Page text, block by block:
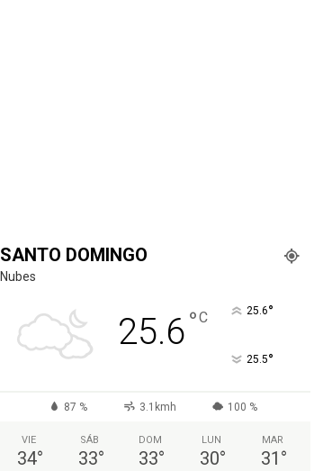
SANTO DOMINGO
Nubes
25.6°C 25.6°
25.5°
87 % 3.1kmh 100 %
VIE
34°
SÁB
33°
DOM
33°
LUN
30°
MAR
31 °